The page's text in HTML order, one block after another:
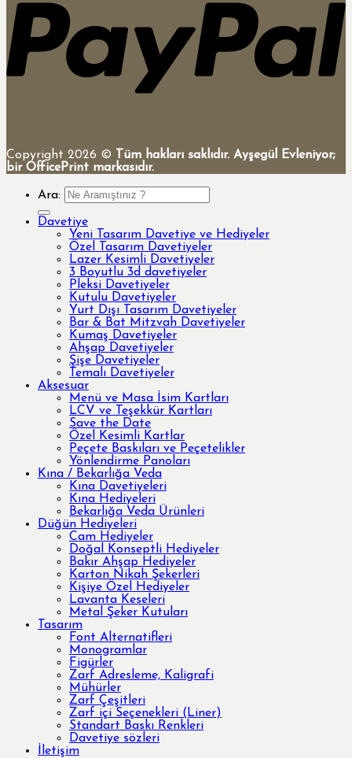
Copyright 2026 ©
Tüm hakları saklıdır. Ayşegül Evleniyor;
bir OfficePrint markasıdır.
Ara:
Davetiye
Yeni Tasarım Davetiye ve Hediyeler
Özel Tasarım Davetiyeler
Lazer Kesimli Davetiyeler
3 Boyutlu 3d davetiyeler
Pleksi Davetiyeler
Kutulu Davetiyeler
Yurt Dışı Tasarım Davetiyeler
Bar & Bat Mitzvah Davetiyeler
Kumaş Davetiyeler
Ahşap Davetiyeler
Şişe Davetiyeler
Temalı Davetiyeler
Aksesuar
Menü ve Masa İsim Kartları
LCV ve Teşekkür Kartları
Save the Date
Özel Kesimli Kartlar
Peçete Baskıları ve Peçetelikler
Yönlendirme Panoları
Kına / Bekarlığa Veda
Kına Davetiyeleri
Kına Hediyeleri
Bekarlığa Veda Ürünleri
Düğün Hediyeleri
Cam Hediyeler
Doğal Konseptli Hediyeler
Bakır Ahşap Hediyeler
Karton Nikah Şekerleri
Kişiye Özel Hediyeler
Lavanta Keseleri
Metal Şeker Kutuları
Tasarım
Font Alternatifleri
Monogramlar
Figürler
Zarf Adresleme, Kaligrafi
Mühürler
Zarf Çeşitleri
Zarf içi Seçenekleri (Liner)
Standart Baskı Renkleri
Davetiye sözleri
İletişim